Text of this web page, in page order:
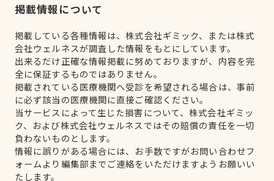
掲載情報について
掲載している各種情報は、株式会社ギミック、または株式
会社ウェルネスが調査した情報をもとにしています。
出来るだけ正確な情報掲載に努めておりますが、内容を完
全に保証するものではありません。
掲載されている医療機関へ受診を希望される場合は、事前
に必ず該当の医療機関に直接ご確認ください。
当サービスによって生じた損害について、株式会社ギミッ
ク、および株式会社ウェルネスではその賠償の責任を一切
負わないものとします。
情報に誤りがある場合には、お手数ですがお問い合わせフ
ォームより編集部までご連絡をいただけますようお願いい
たします。